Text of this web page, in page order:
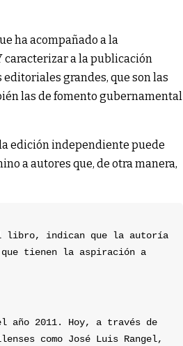
ha acompañado a la
caracterizar a la publicación
grandes, que son las
las de fomento gubernamental
edición independiente puede
a autores que, de otra manera,
libro, indican que la autoría
que tienen la aspiración a
año 2011. Hoy, a través de
como José Luis Rangel,